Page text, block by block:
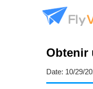
Obtenir
Date: 10/29/